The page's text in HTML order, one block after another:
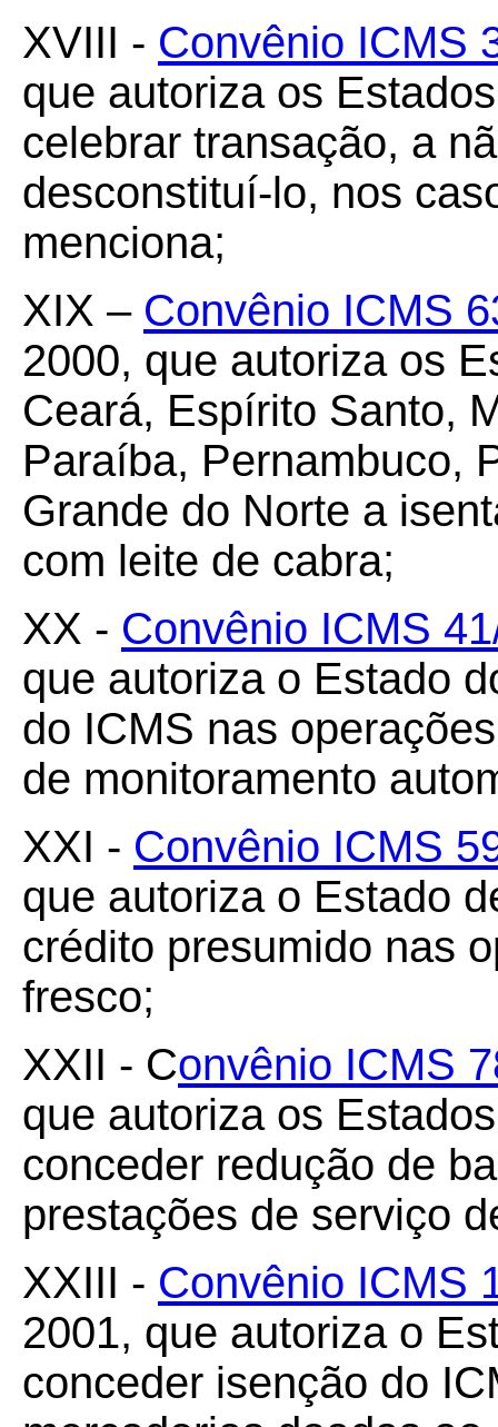
XVIII - Convênio ICMS
que autoriza os
celebrar transação, a
desconstituí-lo, nos
menciona;
XIX – Convênio ICMS
2000, que autoriza os
Ceará, Espírito Santo,
Paraíba, Pernambuco,
Grande do Norte a
com leite de cabra;
XX - Convênio ICMS
que autoriza o Estado
do ICMS nas
de monitoramento
XXI - Convênio ICMS
que autoriza o Estado
crédito presumido nas
fresco;
XXII - Convênio ICMS
que autoriza os
conceder redução de
prestações de serviço
XXIII - Convênio ICMS
2001, que autoriza o
conceder isenção do